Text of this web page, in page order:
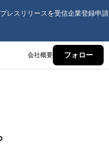
プレスリリースを受信企業登録申請
会社概要 フォロー